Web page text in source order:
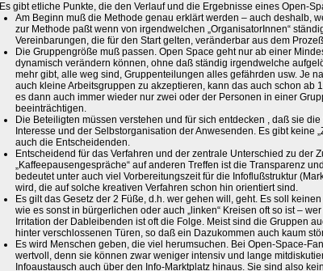
Es gibt etliche Punkte, die den Verlauf und die Ergebnisse eines Open-
Am Beginn muß die Methode genau erklärt werden – auch deshalb,
zur Methode paßt wenn von irgendwelchen „OrganisatorInnen“
Vereinbarungen, die für den Start gelten, veränderbar aus dem
Die Gruppengröße muß passen. Open Space geht nur ab einer
dynamisch verändern können, ohne daß ständig irgendwelche
mehr gibt, alle weg sind, Gruppenteilungen alles gefährden usw. Je
auch kleine Arbeitsgruppen zu akzeptieren, kann das auch schon ab
es dann auch immer wieder nur zwei oder der Personen in einer
beeinträchtigen.
Die Beteiligten müssen verstehen und für sich entdecken , daß sie
Interesse und der Selbstorganisation der Anwesenden. Es gibt keine
auch die Entscheidenden.
Entscheidend für das Verfahren und der zentrale Unterschied zu der
„Kaffeepausengespräche“ auf anderen Treffen ist die Transparenz
bedeutet unter auch viel Vorbereitungszeit für die Infoflußstruktur
wird, die auf solche kreativen Verfahren schon hin orientiert sind.
Es gilt das Gesetz der 2 Füße, d.h. wer gehen will, geht. Es soll
wie es sonst in bürgerlichen oder auch „linken“ Kreisen oft so ist –
Irritation der Dableibenden ist oft die Folge. Meist sind die Gruppen
hinter verschlossenen Türen, so daß ein Dazukommen auch kaum
Es wird Menschen geben, die viel herumsuchen. Bei Open-Space-
wertvoll, denn sie können zwar weniger intensiv und lange
Infoaustausch auch über den Info-Marktplatz hinaus. Sie sind also